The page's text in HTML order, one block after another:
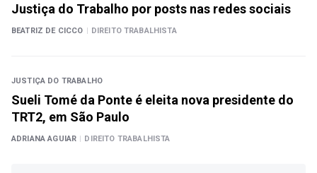
Justiça do Trabalho por posts nas redes sociais
BEATRIZ DE CICCO | DIREITO TRABALHISTA
JUSTIÇA DO TRABALHO
Sueli Tomé da Ponte é eleita nova presidente do
TRT2, em São Paulo
ADRIANA AGUIAR | DIREITO TRABALHISTA